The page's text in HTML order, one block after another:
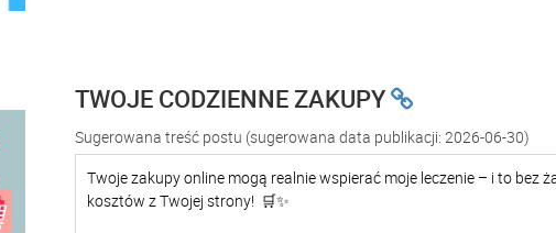
TWOJE CODZIENNE ZAKUPY
Sugerowana treść postu (sugerowana data publikacji: 2026-06-30)